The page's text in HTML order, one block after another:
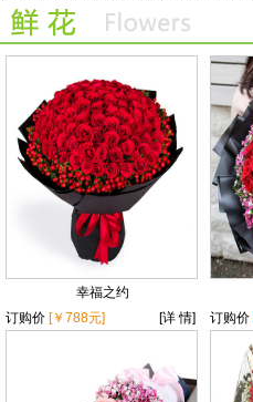
幸福之约
订购价 [￥788元] [详 情]
订购价